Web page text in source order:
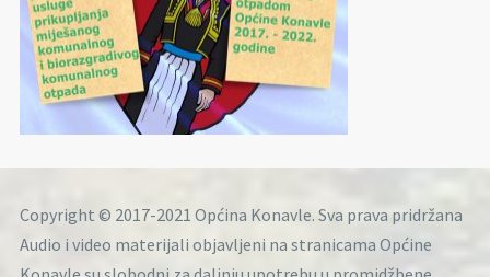
Copyright © 2017-2021 Općina Konavle. Sva prava pridržana
Audio i video materijali objavljeni na stranicama Općine